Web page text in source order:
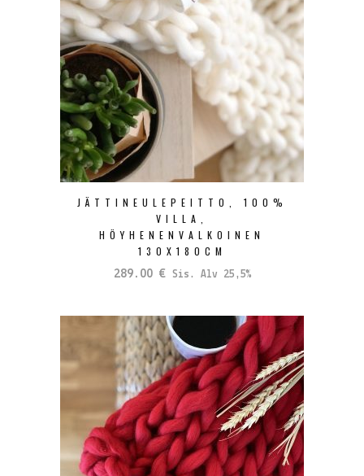
JÄTTINEULEPEITTO, 100%
VILLA,
HÖYHENENVALKOINEN
130X180CM
289.00 € Sis. Alv 25,5%